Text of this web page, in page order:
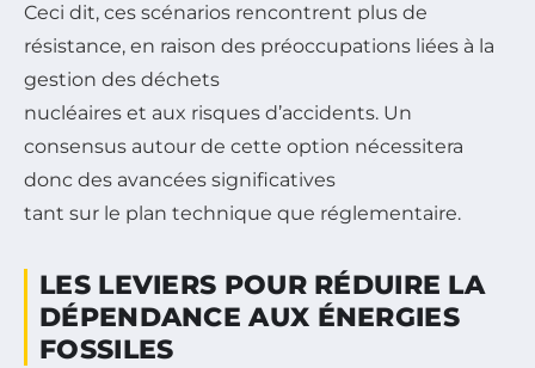
Ceci dit, ces scénarios rencontrent plus de
résistance, en raison des préoccupations liées à la
gestion des déchets
nucléaires et aux risques d’accidents. Un
consensus autour de cette option nécessitera
donc des avancées significatives
tant sur le plan technique que réglementaire.
LES LEVIERS POUR RÉDUIRE LA
DÉPENDANCE AUX ÉNERGIES
FOSSILES